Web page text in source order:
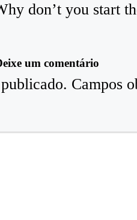
don’t you start
um comentário
Campos